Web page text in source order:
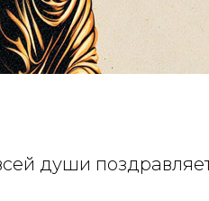
души